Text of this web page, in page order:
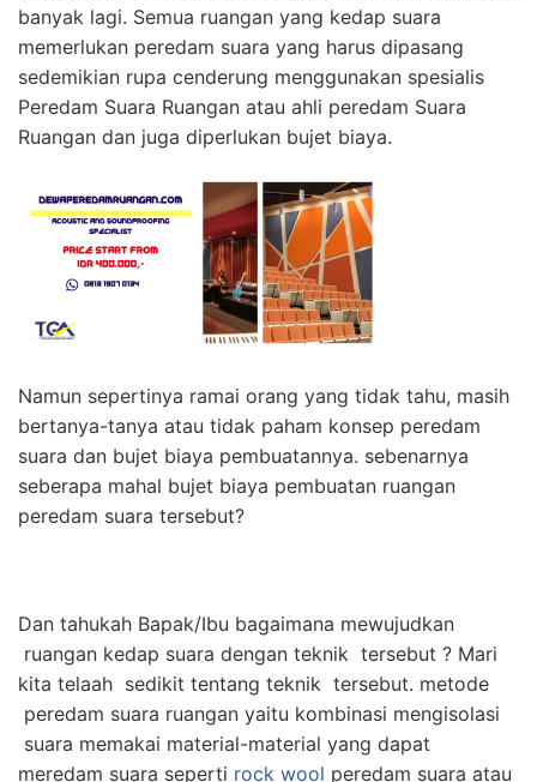
banyak lagi. Semua ruangan yang kedap suara
memerlukan peredam suara yang harus dipasang
sedemikian rupa cenderung menggunakan spesialis
Peredam Suara Ruangan atau ahli peredam Suara
Ruangan dan juga diperlukan bujet biaya.
Namun sepertinya ramai orang yang tidak tahu, masih
bertanya-tanya atau tidak paham konsep peredam
suara dan bujet biaya pembuatannya. sebenarnya
seberapa mahal bujet biaya pembuatan ruangan
peredam suara tersebut?
Dan tahukah Bapak/Ibu bagaimana mewujudkan
ruangan kedap suara dengan teknik tersebut ? Mari
kita telaah sedikit tentang teknik tersebut. metode
peredam suara ruangan yaitu kombinasi mengisolasi
suara memakai material-material yang dapat
meredam suara seperti rock wool peredam suara atau